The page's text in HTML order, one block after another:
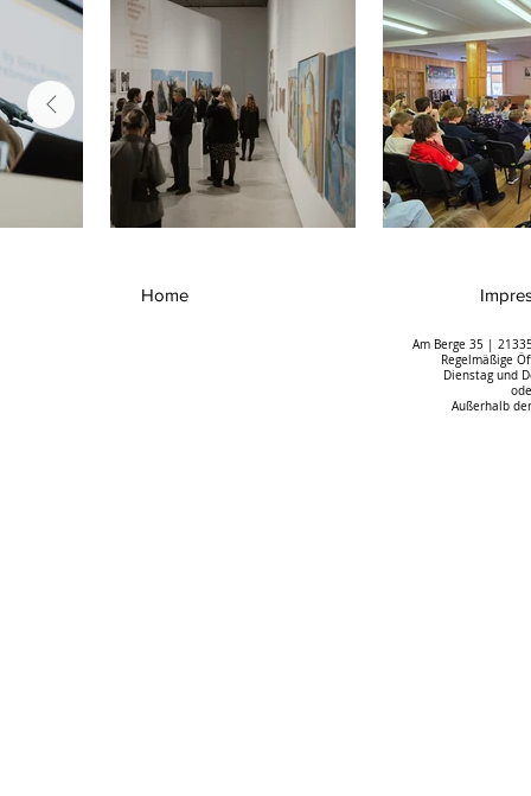
Home
Am Berge 35 |
Regelmäßige
Dienstag und
Außerhalb